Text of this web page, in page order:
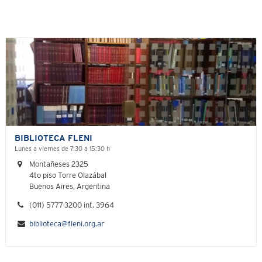
BIBLIOTECA FLENI
Lunes a viernes de 7:30 a 15:30 h
Montañeses 2325
4to piso Torre Olazábal
Buenos Aires, Argentina
(011) 5777-3200 int. 3964
biblioteca@fleni.org.ar